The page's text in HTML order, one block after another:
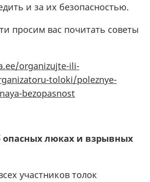
и за их безопасностью.
просим вас почитать советы
organizujte-ili-
toloki/poleznye-
bezopasnost
опасных люках и взрывных
участников толок